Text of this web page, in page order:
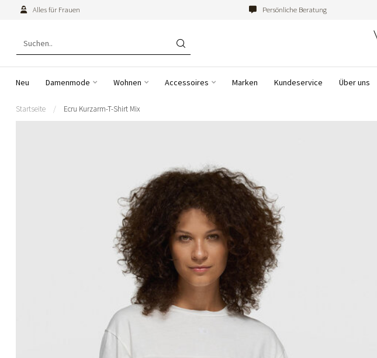
Alles für Frauen Persönliche Beratung
Neu Damenmode Wohnen Accessoires Marken Kundeservice Über uns
Startseite / Ecru Kurzarm-T-Shirt Mix